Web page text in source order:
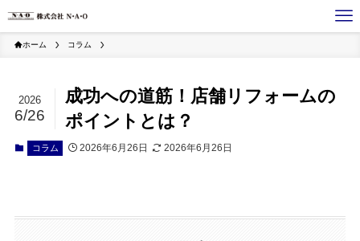
ホーム コラム
成功への道筋！店舗リフォームの
ポイントとは？
2026
6/26
コラム 2026年6月26日 2026年6月26日